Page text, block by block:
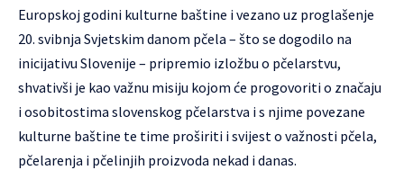
Europskoj godini kulturne baštine i vezano uz proglašenje
20. svibnja Svjetskim danom pčela – što se dogodilo na
inicijativu Slovenije – pripremio izložbu o pčelarstvu,
shvativši je kao važnu misiju kojom će progovoriti o značaju
i osobitostima slovenskog pčelarstva i s njime povezane
kulturne baštine te time proširiti i svijest o važnosti pčela,
pčelarenja i pčelinjih proizvoda nekad i danas.